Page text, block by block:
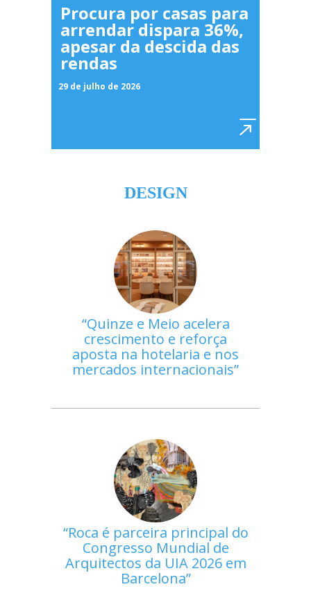
Procura por casas para
arrendar dispara 36%,
apesar da descida das
rendas
29 de julho de 2026
DESIGN
Quinze e Meio acelera
crescimento e reforça
aposta na hotelaria e nos
mercados internacionais
Roca é parceira principal do
Congresso Mundial de
Arquitectos da UIA 2026 em
Barcelona